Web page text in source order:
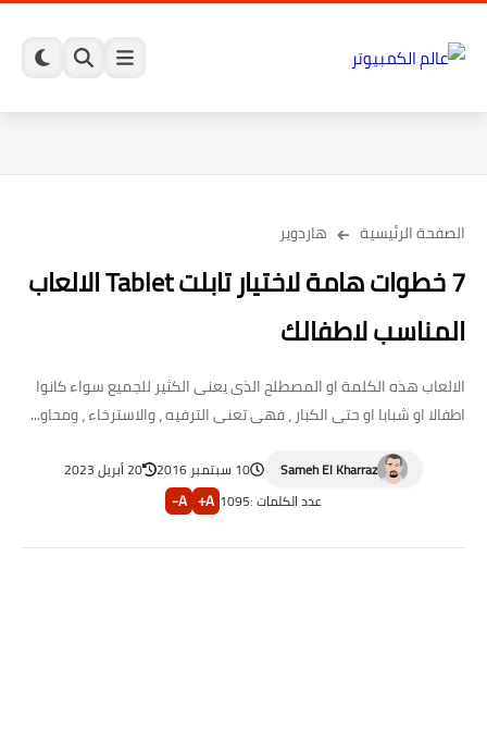
الصفحة الرئيسية هاردوير
7 خطوات هامة لاختيار تابلت Tablet الالعاب
المناسب لاطفالك
الالعاب هذه الكلمة او المصطلح الذى يعنى الكثير للجميع سواء كانوا
اطفالا او شبابا او حتى الكبار ، فهى تعنى الترفيه ، والاسترخاء ، ومحاو...
Sameh El Kharraz 10 سبتمبر 2016
20 أبريل 2023
عدد الكلمات :1095
A+
A-